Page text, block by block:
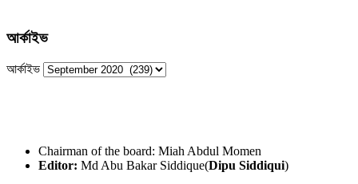
আর্কাইভ
আর্কাইভ
Chairman of the board: Miah Abdul Momen
Editor: Md Abu Bakar Siddique(Dipu Siddiqui)